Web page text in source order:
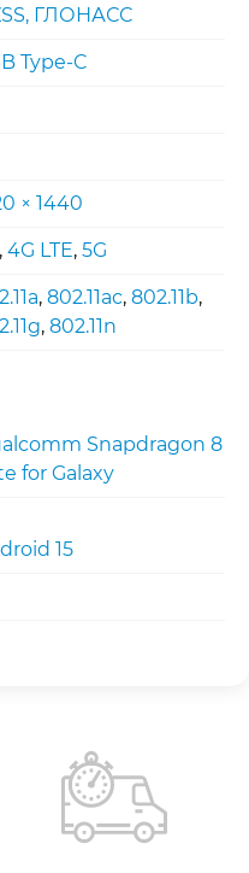
ГЛОНАСС
Type-C
× 1440
, 4G LTE, 5G
, 802.11ac, 802.11b,
, 802.11n
Snapdragon 8
for Galaxy
15